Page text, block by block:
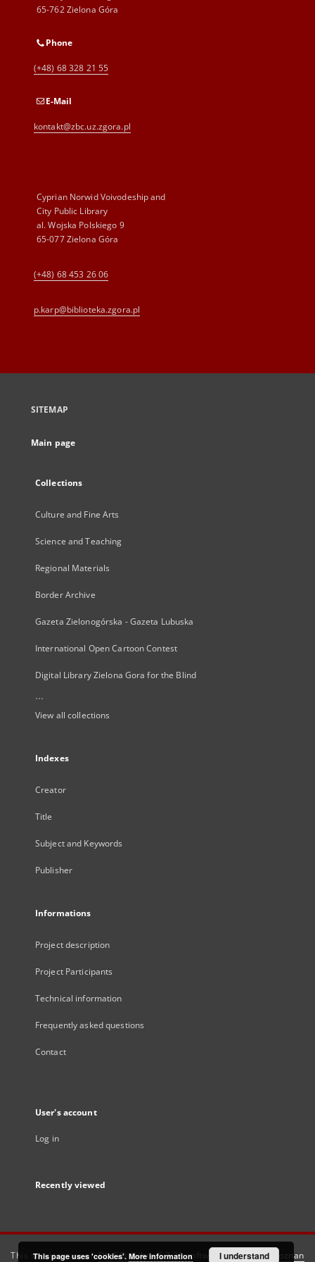
65-762 Zielona Góra
Phone
(+48) 68 328 21 55
E-Mail
kontakt@zbc.uz.zgora.pl
Cyprian Norwid Voivodeship and
City Public Library
al. Wojska Polskiego 9
65-077 Zielona Góra
(+48) 68 453 26 06
p.karp@biblioteka.zgora.pl
SITEMAP
Main page
Collections
Culture and Fine Arts
Science and Teaching
Regional Materials
Border Archive
Gazeta Zielonogórska - Gazeta Lubuska
International Open Cartoon Contest
Digital Library Zielona Gora for the Blind
...
View all collections
Indexes
Creator
Title
Subject and Keywords
Publisher
Informations
Project description
Project Participants
Technical information
Frequently asked questions
Contact
User's account
Log in
Recently viewed
This service runs onDInGO dLibra 6.3.21software created by Poznan
This page uses 'cookies'. More information I understand